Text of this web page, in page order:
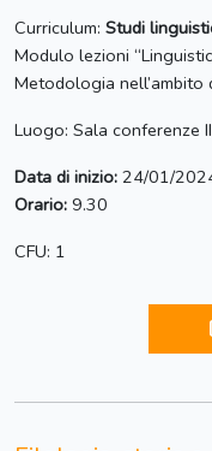
Curriculum: Studi
Modulo lezioni
Metodologia nell’ambito
Luogo: Sala conferenze
Data di inizio: 24/01/
Orario: 9.30
CFU: 1